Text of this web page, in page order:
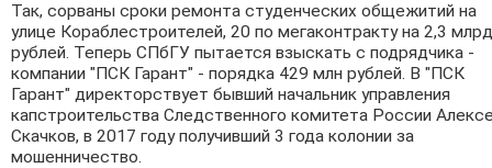
Так, сорваны сроки ремонта студенческих общежитий на
улице Кораблестроителей, 20 по мегаконтракту на 2,3 млрд
рублей. Теперь СПбГУ пытается взыскать с подрядчика -
компании "ПСК Гарант" - порядка 429 млн рублей. В "ПСК
Гарант" директорствует бывший начальник управления
капстроительства Следственного комитета России
Скачков, в 2017 году получивший 3 года колонии за
мошенничество.